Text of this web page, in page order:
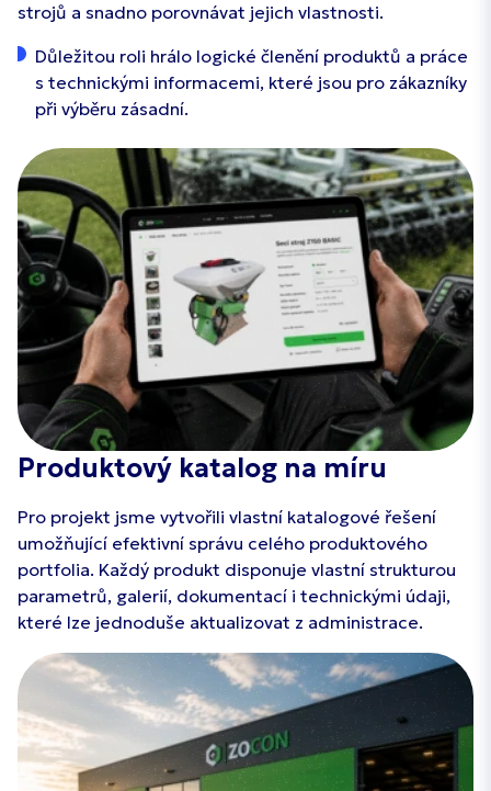
strojů a snadno porovnávat jejich vlastnosti.
Důležitou roli hrálo logické členění produktů a práce
s technickými informacemi, které jsou pro zákazníky
při výběru zásadní.
Produktový katalog na míru
Pro projekt jsme vytvořili vlastní katalogové řešení
umožňující efektivní správu celého produktového
portfolia. Každý produkt disponuje vlastní strukturou
parametrů, galerií, dokumentací i technickými údaji,
které lze jednoduše aktualizovat z administrace.